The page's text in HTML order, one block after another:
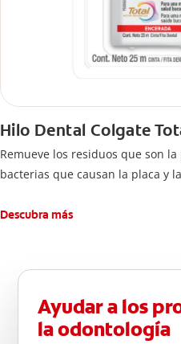
Hilo Dental Colgate
Remueve los residuos que son
bacterias que causan la placa y
Descubra más
Ayudar a los
la odontología